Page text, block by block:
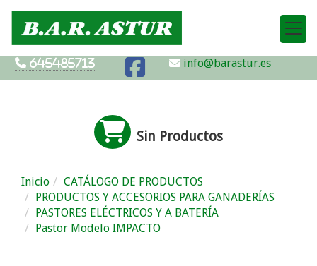
645485713 info@barastur.es
Sin Productos
Inicio
CATÁLOGO DE PRODUCTOS
PRODUCTOS Y ACCESORIOS PARA GANADERÍAS
PASTORES ELÉCTRICOS Y A BATERÍA
Pastor Modelo IMPACTO